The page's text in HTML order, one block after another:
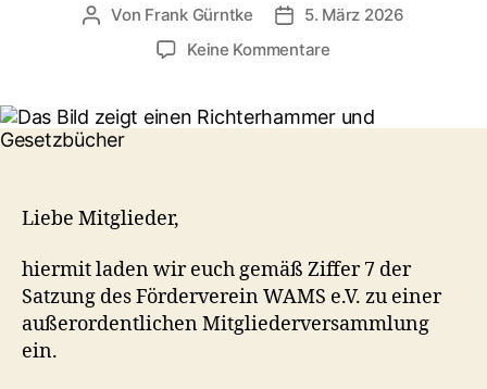
Beitragsautor
Von Frank Gürntke Veröffentlichungsdatum
5. März 2026
Keine Kommentarezu
außerordentlichen
Liebe Mitglieder,
hiermit laden wir euch gemäß Ziffer 7 der
Satzung des Förderverein WAMS e.V. zu einer
außerordentlichen Mitgliederversammlung
ein.